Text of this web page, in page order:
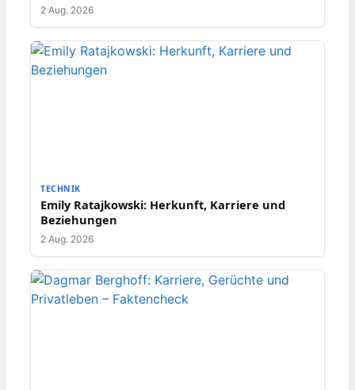
2 Aug. 2026
TECHNIK
Emily Ratajkowski: Herkunft, Karriere und
Beziehungen
2 Aug. 2026